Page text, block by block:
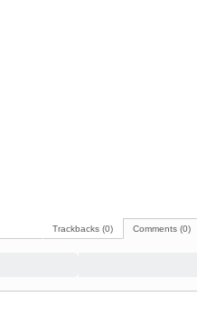
Comments (0)
Trackbacks (0)